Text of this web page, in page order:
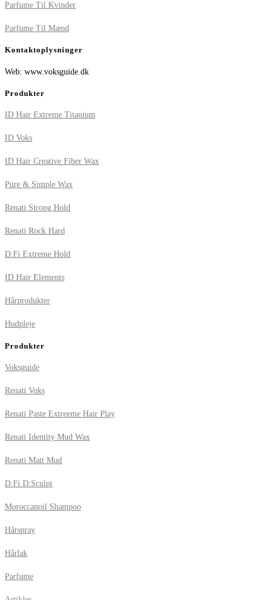
Parfume Til Kvinder
Parfume Til Mænd
Kontaktoplysninger
Web: www.voksguide.dk
Produkter
ID Hair Extreme Titanium
ID Voks
ID Hair Creative Fiber Wax
Pure & Simple Wax
Renati Strong Hold
Renati Rock Hard
D:Fi Extreme Hold
ID Hair Elements
Hårprodukter
Hudpleje
Produkter
Voksguide
Renati Voks
Renati Paste Extreeme Hair Play
Renati Identity Mud Wax
Renati Matt Mud
D:Fi D:Sculpt
Moroccanoil Shampoo
Hårspray
Hårlak
Parfume